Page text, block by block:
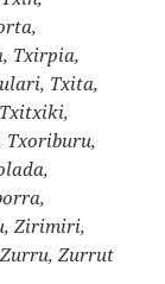
Txirpia,
Txita,
Txoriburu,
Zirimiri,
Zurrut